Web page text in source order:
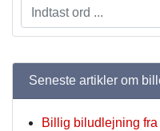
Seneste artikler om
Billig biludlejning fra